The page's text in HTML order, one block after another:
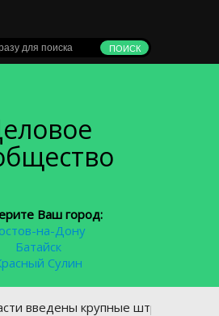
Ваш город:
на-Дону
Батайск
Сулин
крупные штрафы за